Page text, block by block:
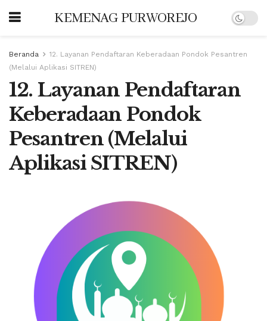
KEMENAG PURWOREJO
Beranda
12. Layanan Pendaftaran Keberadaan Pondok Pesantren
(Melalui Aplikasi SITREN)
12. Layanan Pendaftaran
Keberadaan Pondok
Pesantren (Melalui
Aplikasi SITREN)